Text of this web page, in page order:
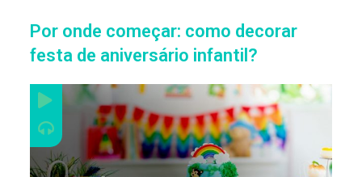
Por onde começar: como decorar
festa de aniversário infantil?